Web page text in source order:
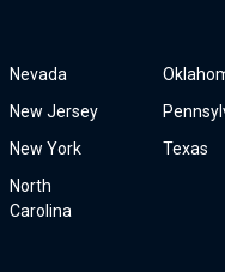
Nevada
New Jersey
New York
North
Carolina
Texas